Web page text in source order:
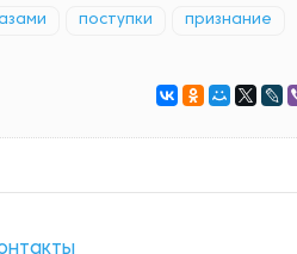
поступки признание